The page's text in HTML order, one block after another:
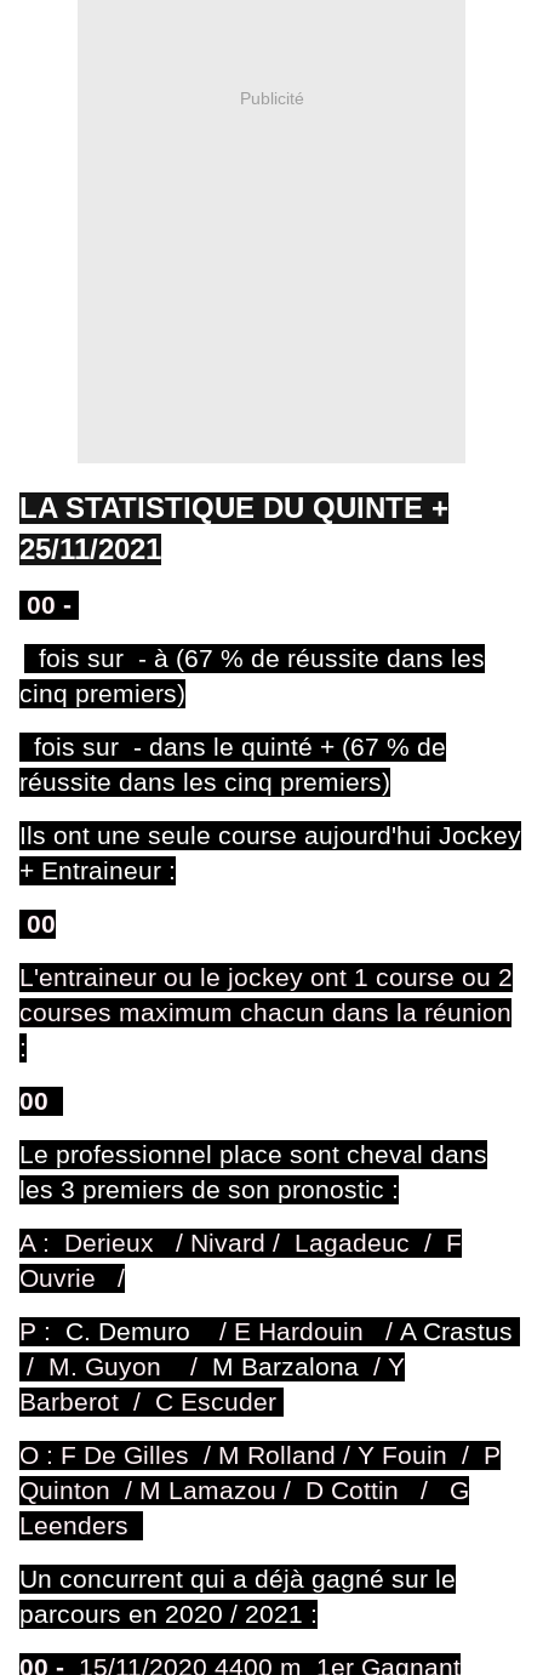
Publicité
LA STATISTIQUE DU QUINTE +
25/11/2021
00 -
fois sur - à (67 % de réussite dans les
cinq premiers)
fois sur - dans le quinté + (67 % de
réussite dans les cinq premiers)
Ils ont une seule course aujourd'hui Jockey
+ Entraineur :
00
L'entraineur ou le jockey ont 1 course ou 2
courses maximum chacun dans la réunion
:
00
Le professionnel place sont cheval dans
les 3 premiers de son pronostic :
A : Derieux / Nivard / Lagadeuc / F
Ouvrie /
P : C. Demuro / E Hardouin / A Crastus
/ M. Guyon / M Barzalona / Y
Barberot / C Escuder
O : F De Gilles / M Rolland / Y Fouin / P
Quinton / M Lamazou / D Cottin / G
Leenders
Un concurrent qui a déjà gagné sur le
parcours en 2020 / 2021 :
00 - 15/11/2020 4400 m 1er Gagnant